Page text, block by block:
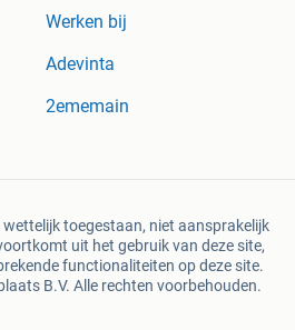
Werken bij
Adevinta
2ememain
toegestaan, niet aansprakelijk
uit het gebruik van deze site,
functionaliteiten op deze site.
B.V. Alle rechten voorbehouden.